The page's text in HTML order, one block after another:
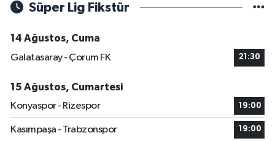
Süper Lig Fikstür
14 Ağustos, Cuma
Galatasaray - Çorum FK
21:30
15 Ağustos, Cumartesi
Konyaspor - Rizespor
19:00
Kasımpaşa - Trabzonspor 19:00